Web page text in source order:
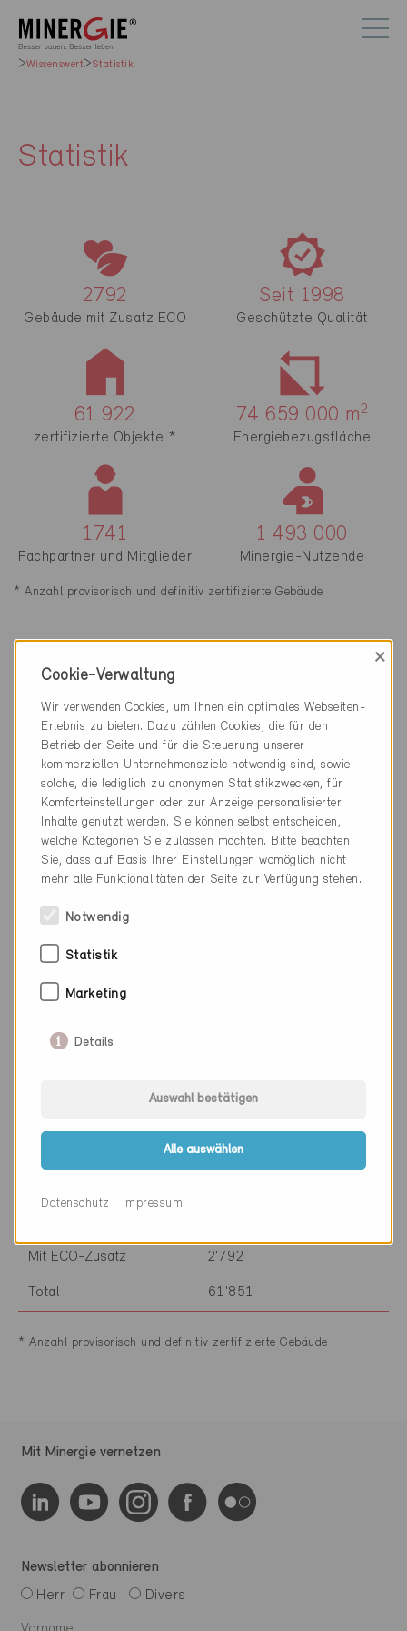
Wissenswert Statistik
Statistik
2792
Gebäude mit Zusatz ECO
Seit 1998
Geschützte Qualität
61 922
zertifizierte Objekte *
74 659 000 m2
Energiebezugsfläche
1741
Fachpartner und Mitglieder
1 493 000
Minergie-Nutzende
* Anzahl provisorisch und definitiv zertifizierte Gebäude
Anzahl* der nach einem Minergie-
Baustandard zertifizierten Gebäude:
Minergie
Ohne ECO-Zusatz 50'099
Mit ECO-Zusatz 1'042
Total 51'141
Total
Standard
1'787
Mit ECO-Zusatz 2'792
Total 61'851
* Anzahl provisorisch und definitiv zertifizierte Gebäude
Mit Minergie vernetzen
Newsletter abonnieren
Herr
Frau Divers
Cookie-Verwaltung
×
Wir verwenden Cookies, um Ihnen ein optimales Webseiten-
Erlebnis zu bieten. Dazu zählen Cookies, die für den
Betrieb der Seite und für die Steuerung unserer
kommerziellen Unternehmensziele notwendig sind, sowie
solche, die lediglich zu anonymen Statistikzwecken, für
Komforteinstellungen oder zur Anzeige personalisierter
Inhalte genutzt werden. Sie können selbst entscheiden,
welche Kategorien Sie zulassen möchten. Bitte beachten
Sie, dass auf Basis Ihrer Einstellungen womöglich nicht
mehr alle Funktionalitäten der Seite zur Verfügung stehen.
Notwendig
Statistik
Marketing
Details
Auswahl bestätigen
Alle auswählen
Datenschutz Impressum